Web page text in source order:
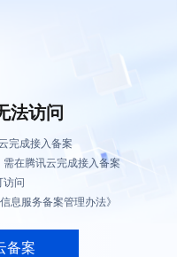
法访问
完成接入备案
在腾讯云完成接入备案
访问
息服务备案管理办法》
备案